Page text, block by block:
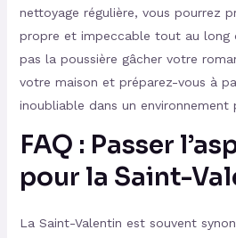
nettoyage régulière, vous pourrez
propre et impeccable tout au long
pas la poussière gâcher votre
votre maison et préparez-vous à
inoubliable dans un environnement
FAQ : Passer
pour la Saint-
La Saint-Valentin est souvent